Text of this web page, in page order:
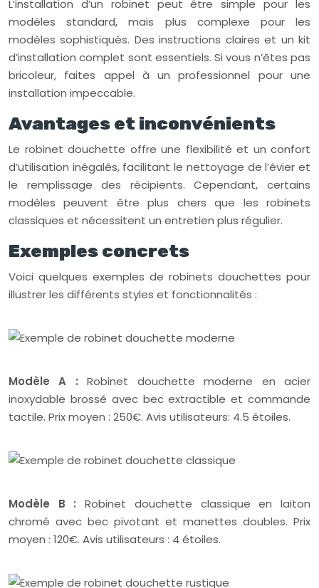
L’installation d’un robinet peut être simple pour les
modèles standard, mais plus complexe pour les
modèles sophistiqués. Des instructions claires et un kit
d’installation complet sont essentiels. Si vous n’êtes pas
bricoleur, faites appel à un professionnel pour une
installation impeccable.
Avantages et inconvénients
Le robinet douchette offre une flexibilité et un confort
d’utilisation inégalés, facilitant le nettoyage de l’évier et
le remplissage des récipients. Cependant, certains
modèles peuvent être plus chers que les robinets
classiques et nécessitent un entretien plus régulier.
Exemples concrets
Voici quelques exemples de robinets douchettes pour
illustrer les différents styles et fonctionnalités :
Modèle A :Robinet douchette moderne en acier
inoxydable brossé avec bec extractible et commande
tactile. Prix moyen : 250€. Avis utilisateurs: 4.5 étoiles.
Modèle B :Robinet douchette classique en laiton
chromé avec bec pivotant et manettes doubles. Prix
moyen : 120€. Avis utilisateurs : 4 étoiles.